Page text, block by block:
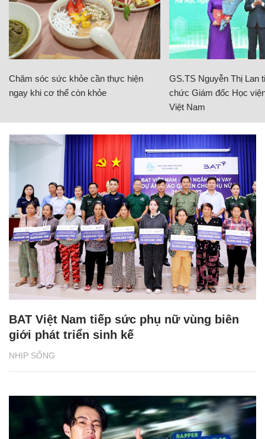
Chăm sóc sức khỏe cần thực hiện
ngay khi cơ thể còn khỏe
GS.TS Nguyễn Thị Lan
chức Giám đốc Học
Việt Nam
NHỊP SỐNG
BAT Việt Nam tiếp sức phụ nữ vùng biên
giới phát triển sinh kế